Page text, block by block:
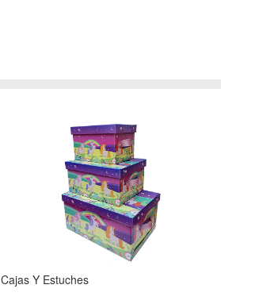
Cajas Y Estuches